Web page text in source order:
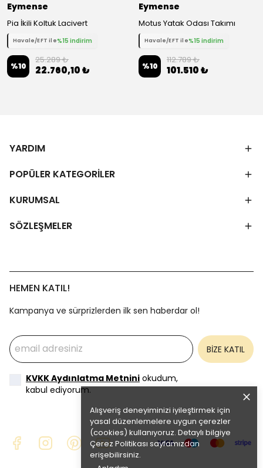
Alışveriş deneyiminizi iyileştirmek için
yasal düzenlemelere uygun çerezler
(cookies) kullanıyoruz. Detaylı bilgiye
Çerez Politikası sayfamızdan
erişebilirsiniz.
Eymense
Pia İkili Koltuk Lacivert
Havale/EFT ile%15 indirim
%10
25.289 ₺
22.760,10 ₺
Eymense
Motus Yatak Odası Takımı
Havale/EFT ile%15 indirim
%10
112.789 ₺
101.510 ₺
YARDIM
POPÜLER KATEGORİLER
KURUMSAL
SÖZLEŞMELER
HEMEN KATIL!
Kampanya ve sürprizlerden ilk sen haberdar ol!
BİZE KATIL
KVKK Aydınlatma Metnini okudum,
kabul ediyorum.